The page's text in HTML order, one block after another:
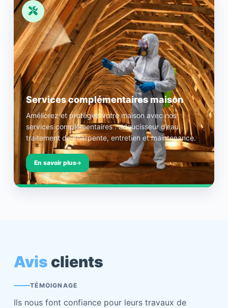
Services complémentaires maison
Améliorez et protégez votre maison avec nos
services complémentaires : adoucisseur d’eau,
traitement de charpente, entretien et maintenance.
En savoir plus
Avis clients
TÉMOIGNAGE
Ils nous font confiance pour leurs travaux de